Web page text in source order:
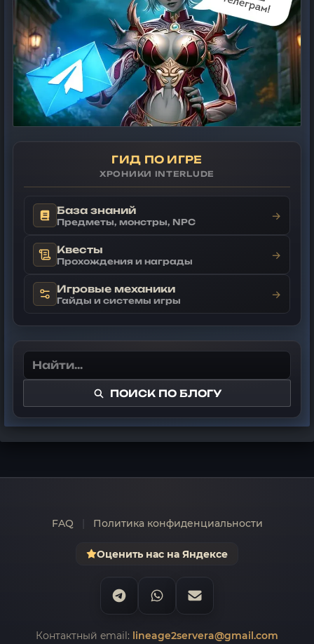
ГИД ПО ИГРЕ
ХРОНИКИ INTERLUDE
База знаний
Предметы, монстры, NPC →
Квесты
Прохождения и награды →
Игровые механики
Гайды и системы игры →
ПОИСК ПО БЛОГУ
FAQ Политика конфиденциальности
Оценить нас на Яндексе
Контактный email: lineage2servera@gmail.com